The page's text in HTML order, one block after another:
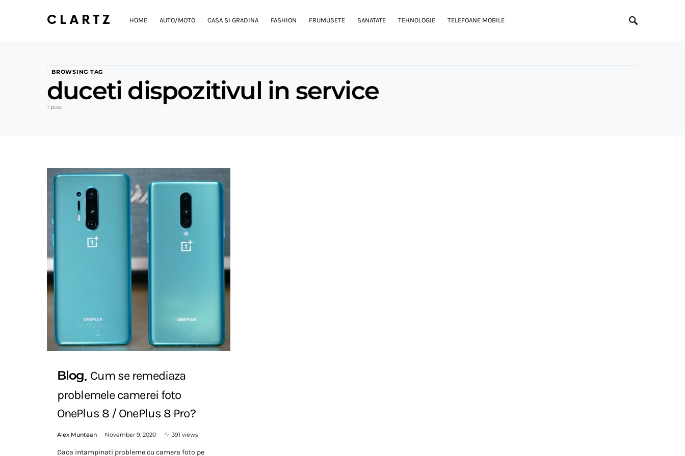
CLARTZ HOME AUTO/MOTO CASA SI GRADINA FASHION FRUMUSETE SANATATE TEHNOLOGIE TELEFOANE MOBILE
BROWSING TAG
duceti dispozitivul in service
1 post
Blog Cum se remediaza
problemele camerei foto
OnePlus 8 / OnePlus 8 Pro?
Alex Muntean November 9, 2020 391 views
Daca intampinati probleme cu camera foto pe